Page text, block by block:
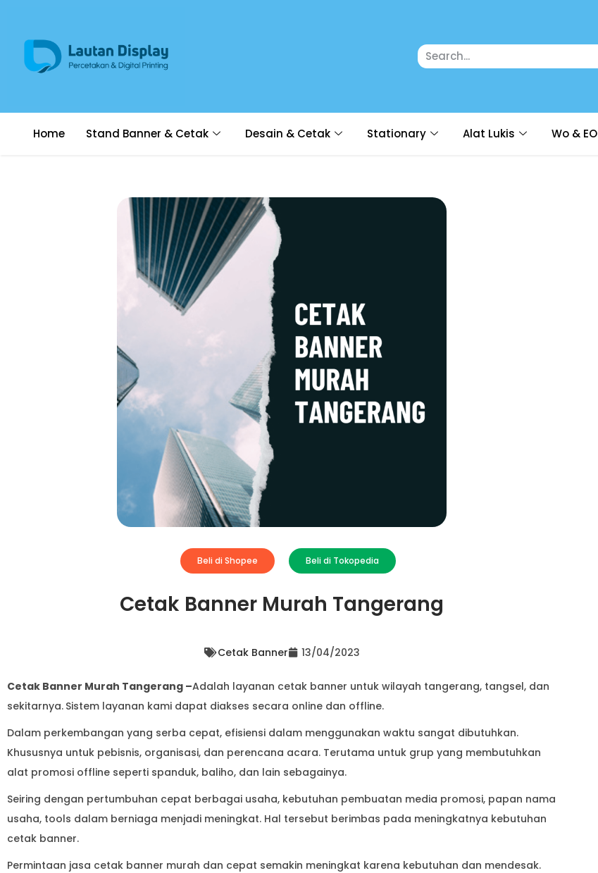
Home Stand Banner & Cetak Desain & Cetak Stationary Alat Lukis Wo & EO
Beli di Shopee Beli di Tokopedia
Cetak Banner Murah Tangerang
Cetak Banner 13/04/2023
Cetak Banner Murah Tangerang –Adalah layanan cetak banner untuk wilayah tangerang, tangsel, dan
sekitarnya. Sistem layanan kami dapat diakses secara online dan offline.
Dalam perkembangan yang serba cepat, efisiensi dalam menggunakan waktu sangat dibutuhkan.
Khususnya untuk pebisnis, organisasi, dan perencana acara. Terutama untuk grup yang membutuhkan
alat promosi offline seperti spanduk, baliho, dan lain sebagainya.
Seiring dengan pertumbuhan cepat berbagai usaha, kebutuhan pembuatan media promosi, papan nama
usaha, tools dalam berniaga menjadi meningkat. Hal tersebut berimbas pada meningkatnya kebutuhan
cetak banner.
Permintaan jasa cetak banner murah dan cepat semakin meningkat karena kebutuhan dan mendesak.